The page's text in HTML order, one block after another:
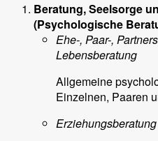
Beratung, Seelsorge
(Psychologische
Ehe-, Paar-,
Lebensberatung
Allgemeine
Einzelnen, Paaren
Erziehungsberatung